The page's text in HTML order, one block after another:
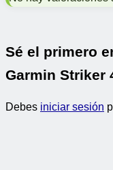
Sé el primero
Garmin Striker
Debes iniciar sesión